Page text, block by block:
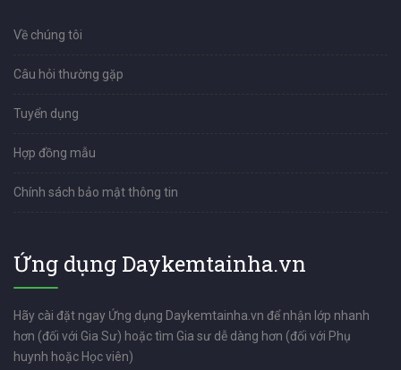
Về chúng tôi
Câu hỏi thường gặp
Tuyển dụng
Hợp đồng mẫu
Chính sách bảo mật thông tin
Ứng dụng Daykemtainha.vn
Hãy cài đặt ngay Ứng dụng Daykemtainha.vn để nhận lớp nhanh
hơn (đối với Gia Sư) hoặc tìm Gia sư dễ dàng hơn (đối với Phụ
huynh hoặc Học viên)